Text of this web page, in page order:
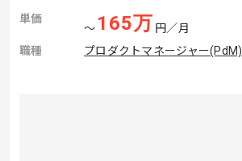
単価
〜 165万 円／月
職種
プロダクトマネージャー(PdM)